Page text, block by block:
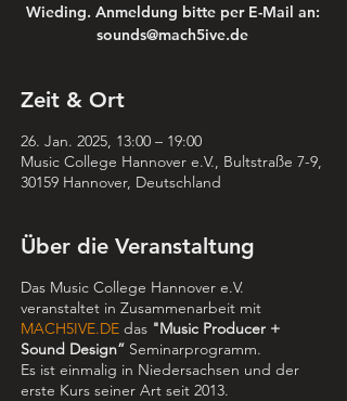
Wieding. Anmeldung bitte per E-Mail an:
sounds@mach5ive.de
Zeit & Ort
26. Jan. 2025, 13:00 – 19:00
Music College Hannover e.V., Bultstraße 7-9,
30159 Hannover, Deutschland
Über die Veranstaltung
Das Music College Hannover e.V.
veranstaltet in Zusammenarbeit mit
MACH5IVE.DE das "Music Producer +
Sound Design” Seminarprogramm.
Es ist einmalig in Niedersachsen und der
erste Kurs seiner Art seit 2013.